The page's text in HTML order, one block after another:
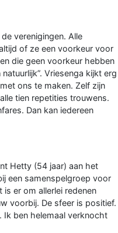
verenigingen. Alle
of ze een voorkeur voor
die geen voorkeur hebben
Vriesenga kijkt erg
ons te maken. Zelf zijn
tien repetities trouwens.
Dan kan iedereen
Hetty (54 jaar) aan het
een samenspelgroep voor
is er om allerlei redenen
voorbij. De sfeer is positief.
Ik ben helemaal verknocht